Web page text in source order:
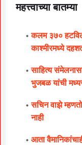
महत्त्वाच्या बातम्या
कलम ३७०
काश्मीरमध्ये
साहित्य
भुजबळ यांची
सचिन वाझे
नाही
आता